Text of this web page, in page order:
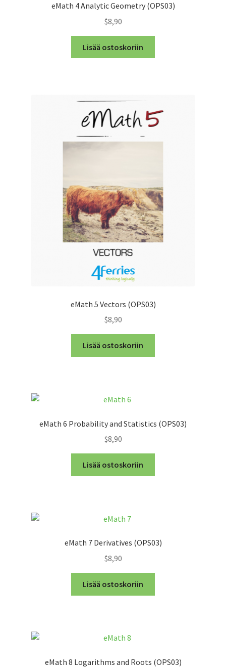
eMath 4 Analytic Geometry (OPS03)
$8,90
Lisää ostoskoriin
eMath 5 Vectors (OPS03)
$8,90
Lisää ostoskoriin
eMath 6 Probability and Statistics (OPS03)
$8,90
Lisää ostoskoriin
eMath 7 Derivatives (OPS03)
$8,90
Lisää ostoskoriin
eMath 8 Logarithms and Roots (OPS03)